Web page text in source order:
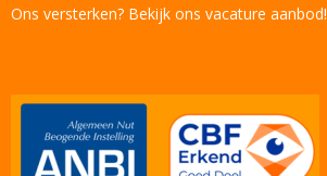
Ons versterken? Bekijk ons vacature aanbod!